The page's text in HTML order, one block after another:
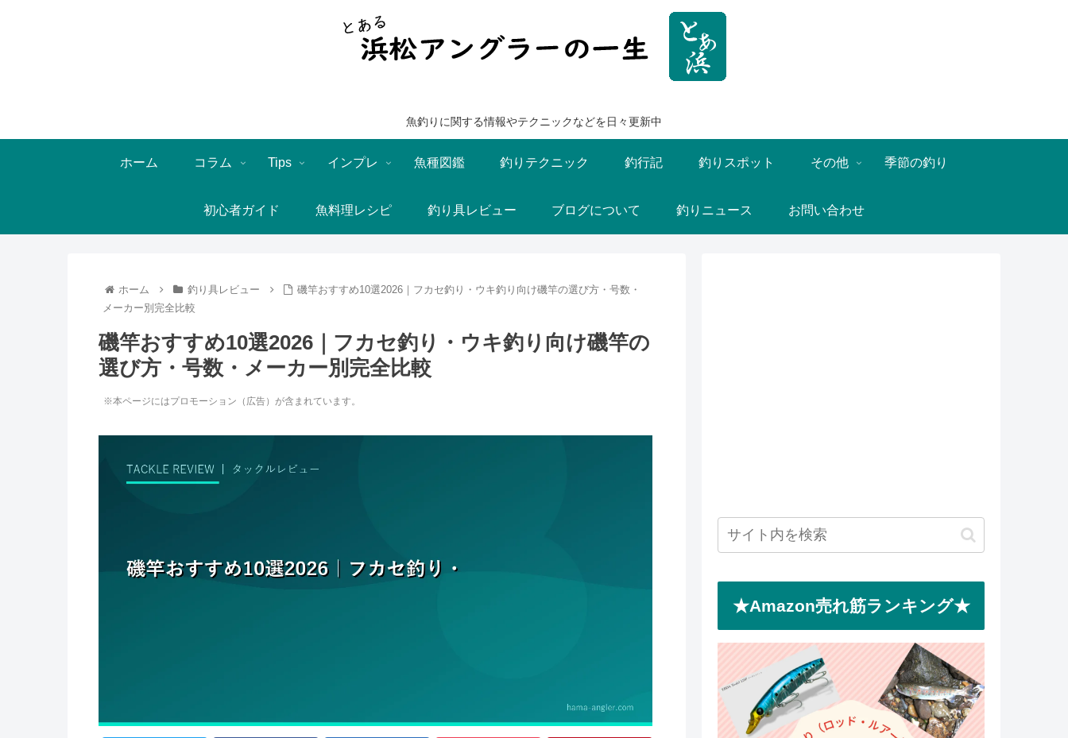
魚釣りに関する情報やテクニックなどを日々更新中
ホーム コラム Tips インプレ 魚種図鑑 釣りテクニック 釣行記 釣りスポット その他 季節の釣り
初心者ガイド 魚料理レシピ 釣り具レビュー ブログについて 釣りニュース お問い合わせ
ホーム 釣り具レビュー
磯竿おすすめ10選2026｜フカセ釣り・ウキ釣り向け磯竿の選び方・号数・
メーカー別完全比較
磯竿おすすめ10選2026｜フカセ釣り・ウキ釣り向け磯竿の
選び方・号数・メーカー別完全比較
※本ページにはプロモーション（広告）が含まれています。
★Amazon売れ筋ランキング★